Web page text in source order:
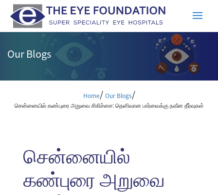
Our Blogs
Home/ Our Blogs/
சென்னையில் கண்புரை அறுவை சிகிச்சை: தெளிவான பார்வைக்கு நவீன தீர்வுகள்
சென்னையில்
கண்புரை அறுவை